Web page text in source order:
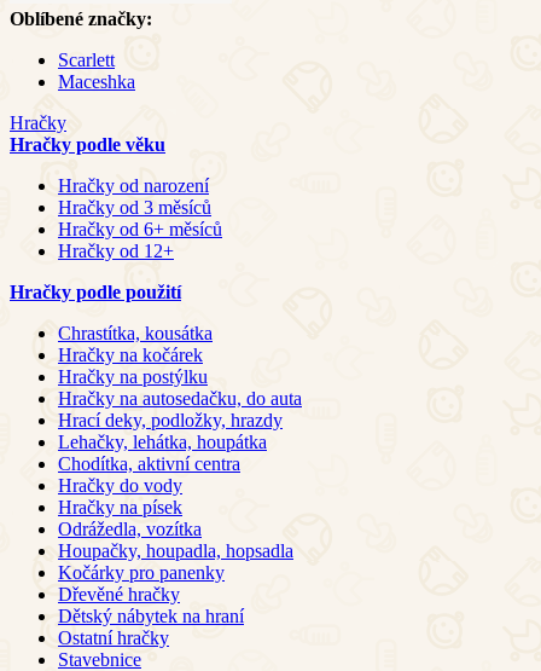
Oblíbené značky:
Scarlett
Maceshka
Hračky
Hračky podle věku
Hračky od narození
Hračky od 3 měsíců
Hračky od 6+ měsíců
Hračky od 12+
Hračky podle použití
Chrastítka, kousátka
Hračky na kočárek
Hračky na postýlku
Hračky na autosedačku, do auta
Hrací deky, podložky, hrazdy
Lehačky, lehátka, houpátka
Chodítka, aktivní centra
Hračky do vody
Hračky na písek
Odrážedla, vozítka
Houpačky, houpadla, hopsadla
Kočárky pro panenky
Dřevěné hračky
Dětský nábytek na hraní
Ostatní hračky
Stavebnice